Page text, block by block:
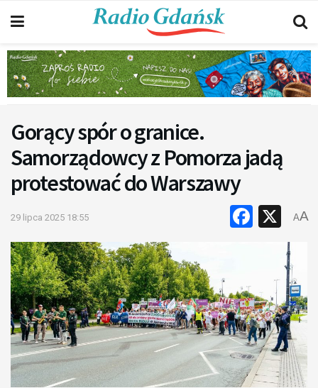
Gorący spór o granice.
Samorządowcy z Pomorza jadą
protestować do Warszawy
29 lipca 2025 18:55 X
AA